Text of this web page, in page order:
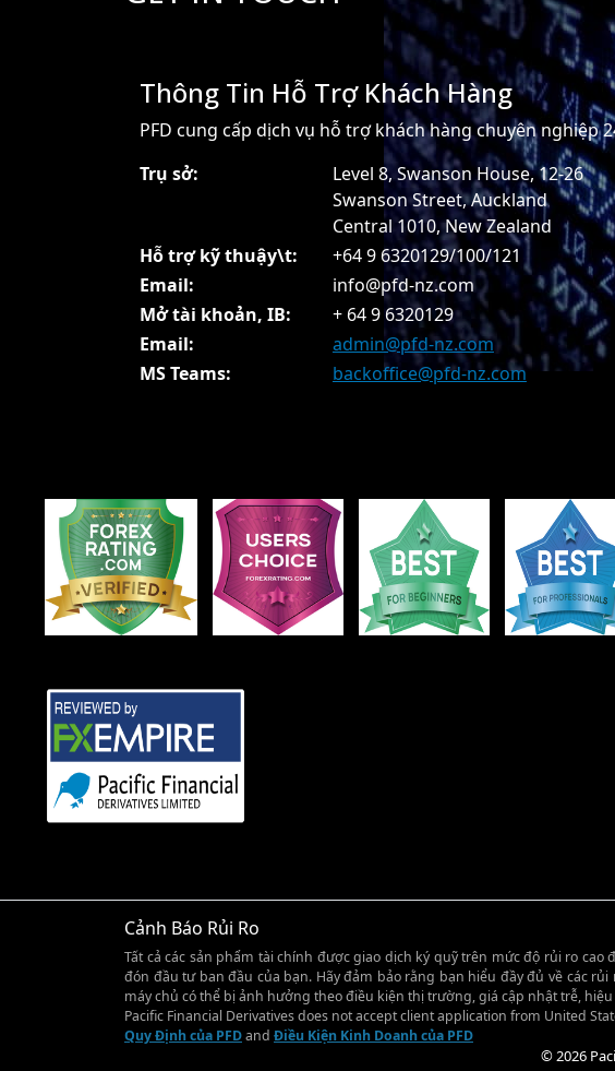
Thông Tin Hỗ Trợ Khách Hàng
PFD cung cấp dịch vụ hỗ trợ khách hàng chuyên nghiệp
Trụ sở:
Level 8, Swanson House, 12-26
Swanson Street, Auckland
Central 1010, New Zealand
Hỗ trợ kỹ thuậy\t:
+64 9 6320129/100/121
Email:
info@pfd-nz.com
Mở tài khoản, IB:
+ 64 9 6320129
Email:
admin@pfd-nz.com
MS Teams:
backoffice@pfd-nz.com
Cảnh Báo Rủi Ro
Tất cả các sản phẩm tài chính được giao dịch ký quỹ trên mức độ rủi ro
đón đầu tư ban đầu của bạn. Hãy đảm bảo rằng bạn hiểu đầy đủ về các
máy chủ có thể bị ảnh hưởng theo điều kiện thị trường, giá cập nhật trễ,
Pacific Financial Derivatives does not accept client application from United
Quy Định của PFDand Điều Kiện Kinh Doanh của PFD
© 2026